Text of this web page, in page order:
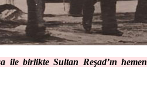
ile birlikte Sultan Reşad’ın hemen